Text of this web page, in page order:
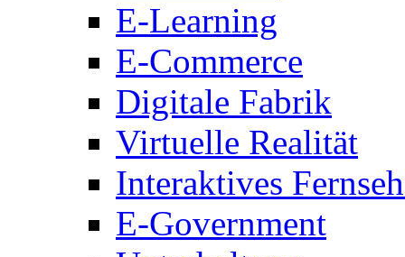
E-Learning
E-Commerce
Digitale Fabrik
Virtuelle Realität
Interaktives
E-Government